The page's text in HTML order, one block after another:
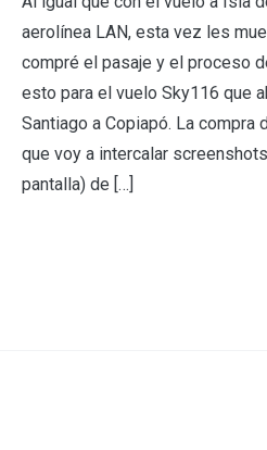
aerolínea LAN, esta vez les
compré el pasaje y el proceso
esto para el vuelo Sky116 que
Santiago a Copiapó. La compra
que voy a intercalar
pantalla) de […]